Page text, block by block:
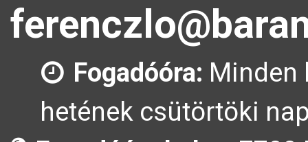
Fogadóóra: Minden
hetének csütörtöki